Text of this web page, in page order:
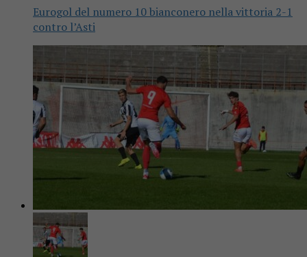
Eurogol del numero 10 bianconero nella vittoria 2-1
contro l’Asti